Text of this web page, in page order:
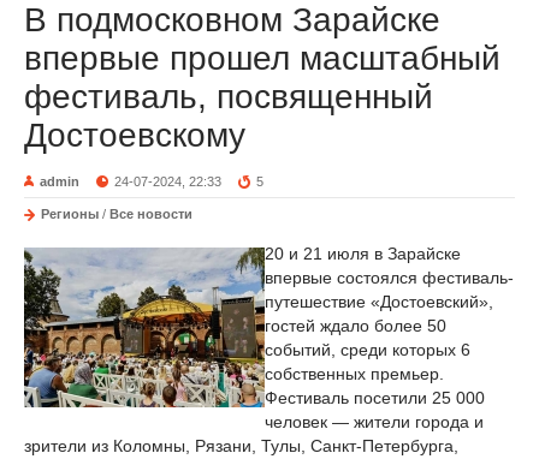
В подмосковном Зарайске
впервые прошел масштабный
фестиваль, посвященный
Достоевскому
admin 24-07-2024, 22:33 5
Регионы / Все новости
20 и 21 июля в Зарайске
впервые состоялся фестиваль-
путешествие «Достоевский»,
гостей ждало более 50
событий, среди которых 6
собственных премьер.
Фестиваль посетили 25 000
человек — жители города и
зрители из Коломны, Рязани, Тулы, Санкт-Петербурга,